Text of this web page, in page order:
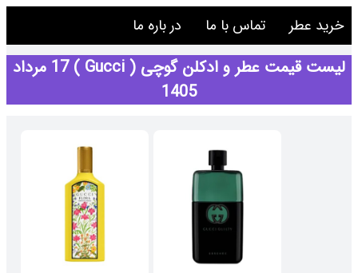
خرید عطر تماس با ما در باره ما
لیست قیمت عطر و ادکلن گوچی ( Gucci ) 17 مرداد
1405